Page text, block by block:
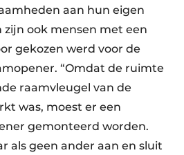
aan hun eigen
zijn ook mensen met een
gekozen werd voor de
“Omdat de ruimte
raamvleugel van de
was, moest er een
gemonteerd worden.
als geen ander aan en sluit